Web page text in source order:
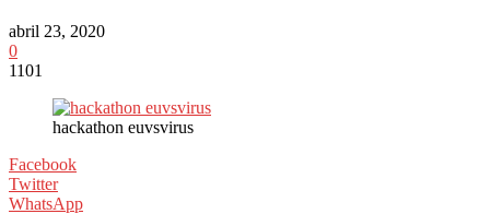
abril 23, 2020
0
1101
hackathon euvsvirus
Facebook
Twitter
WhatsApp